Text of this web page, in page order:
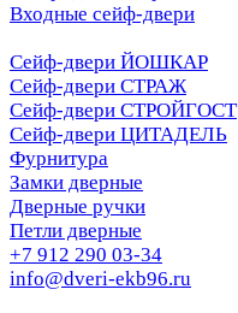
Входные сейф-двери
Сейф-двери ЙОШКАР
Сейф-двери СТРАЖ
Сейф-двери СТРОЙГОСТ
Сейф-двери ЦИТАДЕЛЬ
Фурнитура
Замки дверные
Дверные ручки
Петли дверные
+7 912 290 03-34
info@dveri-ekb96.ru